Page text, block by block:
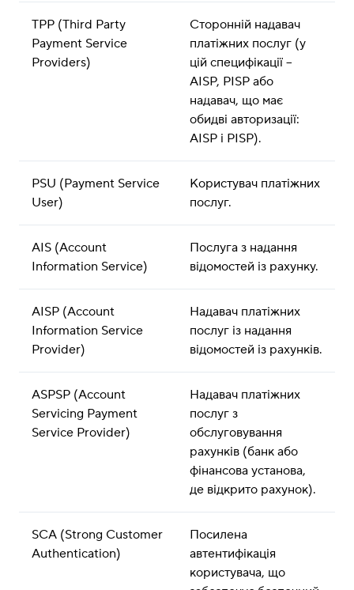
TPP (Third Party
Payment Service
Providers)
Сторонній надавач
платіжних послуг (у
цій специфікації –
AISP, PISP або
надавач, що має
обидві авторизації:
AISP і PISP).
PSU (Payment Service
User)
Користувач платіжних
послуг.
AIS (Account
Information Service)
Послуга з надання
відомостей із рахунку.
AISP (Account
Information Service
Provider)
Надавач платіжних
послуг із надання
відомостей із рахунків.
ASPSP (Account
Servicing Payment
Service Provider)
Надавач платіжних
послуг з
обслуговування
рахунків (банк або
фінансова установа,
де відкрито рахунок).
SCA (Strong Customer
Authentication)
Посилена
автентифікація
користувача, що